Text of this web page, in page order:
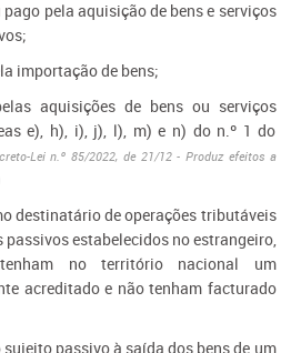
pela aquisição de bens e serviços
importação de bens;
aquisições de bens ou serviços
e), h), i), j), l), m) e n) do n.º 1 do
Lei n.º 85/2022, de 21/12​ - Produz efeitos a
destinatário de operações tributáveis
estabelecidos no estrangeiro,
no território nacional um
acreditado e não tenham facturado
passivo à saída dos bens de um